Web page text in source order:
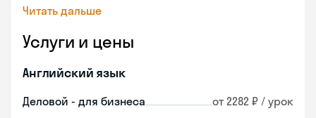
Читать дальше
Услуги и цены
Английский язык
Деловой - для бизнеса от 2282 ₽ / урок